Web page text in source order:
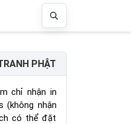
PHẬT
chỉ nhận in
(không nhận
có thể đặt